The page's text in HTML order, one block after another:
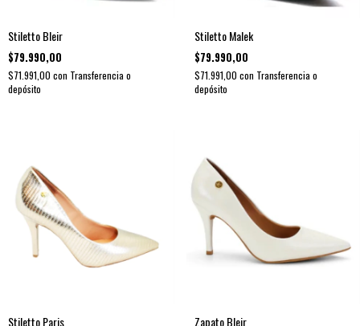
Stiletto Bleir
$79.990,00
$71.991,00 con Transferencia o
depósito
Stiletto Malek
$79.990,00
$71.991,00 con Transferencia o
depósito
Stiletto Paris Zapato Bleir